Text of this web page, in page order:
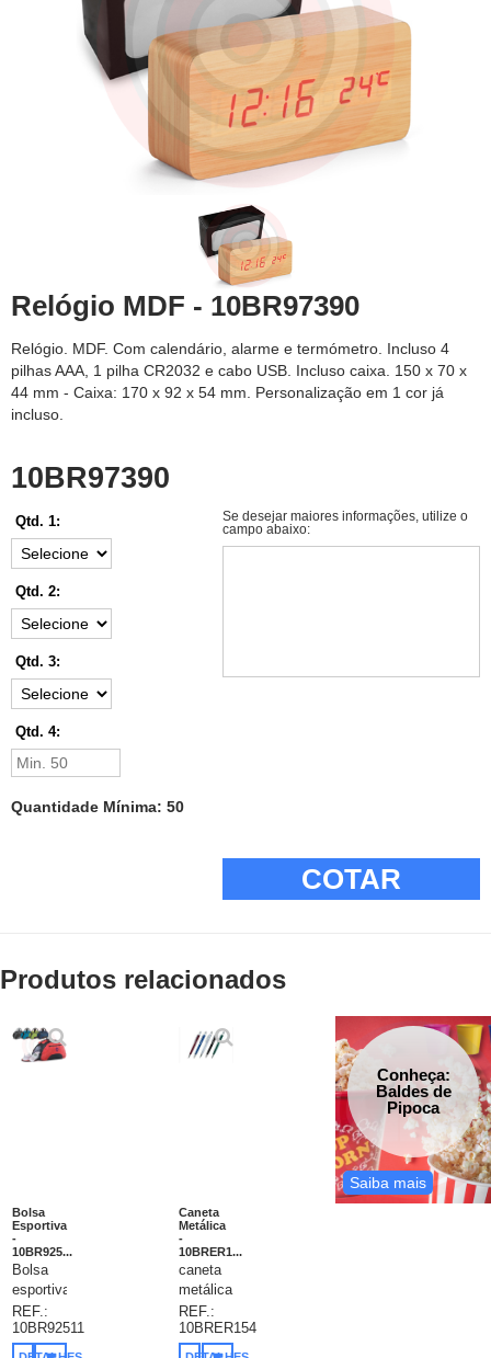
Relógio MDF - 10BR97390
Relógio. MDF. Com calendário, alarme e termómetro. Incluso 4
pilhas AAA, 1 pilha CR2032 e cabo USB. Incluso caixa. 150 x 70 x
44 mm - Caixa: 170 x 92 x 54 mm. Personalização em 1 cor já
incluso.
10BR97390
Qtd. 1:
Qtd. 2:
Qtd. 3:
Qtd. 4:
Quantidade Mínima: 50
Se desejar maiores informações, utilize o
campo abaixo:
COTAR
Produtos relacionados
Bolsa
Esportiva
-
10BR925...
Bolsa
esportiva.
600D.
Divisória
interior
REF.:
10BR92511
Caneta
Metálica
-
10BRER1...
caneta
metálica
- Caneta
de
metal -
REF.:
10BRER154
Conheça:
Baldes de
Pipoca
Saiba mais